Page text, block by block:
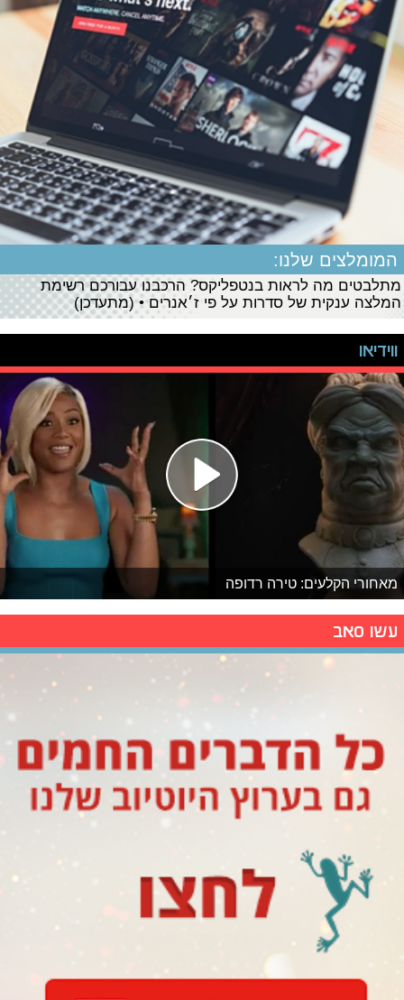
המומלצים שלנו:
מתלבטים מה לראות בנטפליקס? הרכבנו עבורכם רשימת
המלצה ענקית של סדרות על פי ז׳אנרים • (מתעדכן)
ווידיאו
מאחורי הקלעים: טירה רדופה
עשו סאב